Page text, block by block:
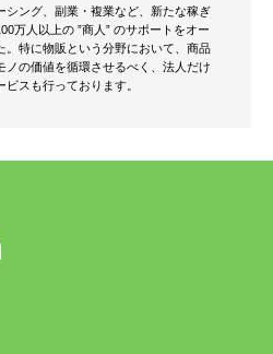
シング、副業・複業など、新たな稼ぎ
万人以上の ”商人” のサポートをオー
特に物販という分野において、商品
ノの価値を循環させるべく、法人だけ
スも行っております。